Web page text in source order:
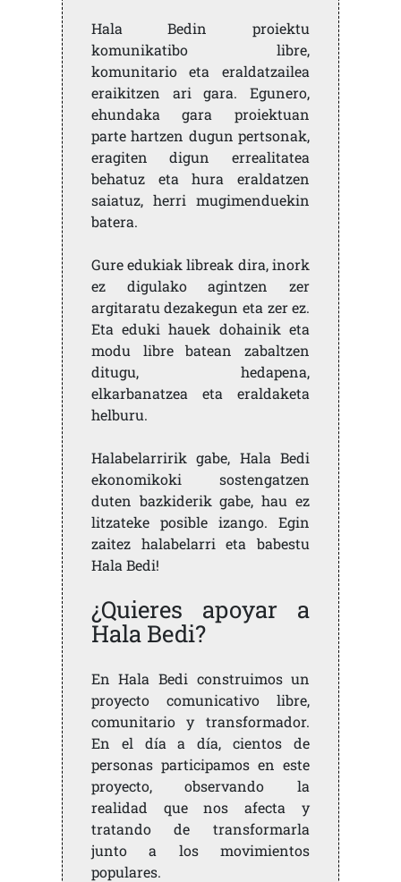
Hala Bedin proiektu
komunikatibo libre,
komunitario eta eraldatzailea
eraikitzen ari gara. Egunero,
ehundaka gara proiektuan
parte hartzen dugun pertsonak,
eragiten digun errealitatea
behatuz eta hura eraldatzen
saiatuz, herri mugimenduekin
batera.
Gure edukiak libreak dira, inork
ez digulako agintzen zer
argitaratu dezakegun eta zer ez.
Eta eduki hauek dohainik eta
modu libre batean zabaltzen
ditugu, hedapena,
elkarbanatzea eta eraldaketa
helburu.
Halabelarririk gabe, Hala Bedi
ekonomikoki sostengatzen
duten bazkiderik gabe, hau ez
litzateke posible izango. Egin
zaitez halabelarri eta babestu
Hala Bedi!
¿Quieres apoyar a
Hala Bedi?
En Hala Bedi construimos un
proyecto comunicativo libre,
comunitario y transformador.
En el día a día, cientos de
personas participamos en este
proyecto, observando la
realidad que nos afecta y
tratando de transformarla
junto a los movimientos
populares.